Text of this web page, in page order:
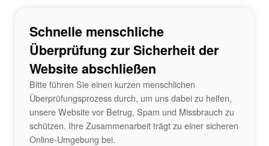
Schnelle menschliche
Überprüfung zur Sicherheit der
Website abschließen
Bitte führen Sie einen kurzen menschlichen
Überprüfungsprozess durch, um uns dabei zu helfen,
unsere Website vor Betrug, Spam und Missbrauch zu
schützen. Ihre Zusammenarbeit trägt zu einer sicheren
Online-Umgebung bei.